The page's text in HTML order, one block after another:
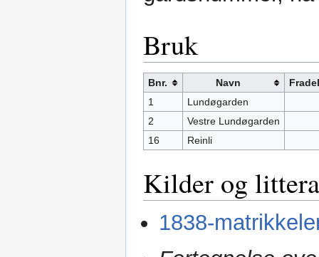
Bruk
Bnr. Navn
1
Lundøgarden
2
Vestre Lundøgarden
16
Reinli
Kilder og
1838-